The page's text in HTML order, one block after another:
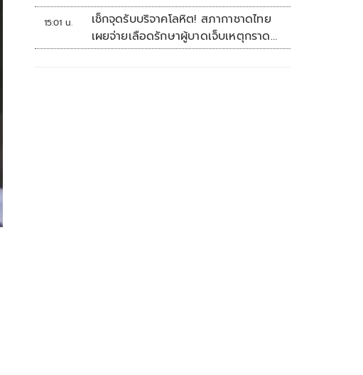
15:01 น.
เช็กจุดรับบริจาคโลหิต! สภากาชาดไทย
เผยจ่ายเลือดรักษาผู้บาดเจ็บเหตุกราด
ยิงแล้ว 148 ยูนิต